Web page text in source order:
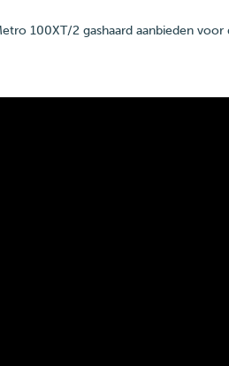
100XT/2 gashaard aanbieden voor